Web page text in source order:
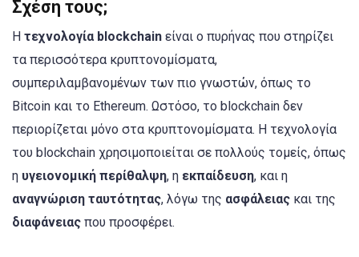
Σχέση τους;
Η τεχνολογία blockchain είναι ο πυρήνας που στηρίζει
τα περισσότερα κρυπτονομίσματα,
συμπεριλαμβανομένων των πιο γνωστών, όπως το
Bitcoin και το Ethereum. Ωστόσο, το blockchain δεν
περιορίζεται μόνο στα κρυπτονομίσματα. Η τεχνολογία
του blockchain χρησιμοποιείται σε πολλούς τομείς, όπως
η υγειονομική περίθαλψη, η εκπαίδευση, και η
αναγνώριση ταυτότητας, λόγω της ασφάλειας και της
διαφάνειας που προσφέρει.